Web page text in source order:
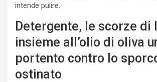
intende pulire.
Detergente, le scorze di
insieme all’olio di oliva
portento contro lo
ostinato